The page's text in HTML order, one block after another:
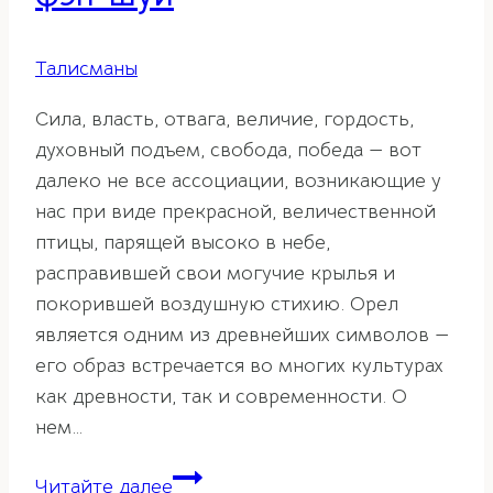
Талисманы
Сила, власть, отвага, величие, гордость,
духовный подъем, свобода, победа — вот
далеко не все ассоциации, возникающие у
нас при виде прекрасной, величественной
птицы, парящей высоко в небе,
расправившей свои могучие крылья и
покорившей воздушную стихию. Орел
является одним из древнейших символов —
его образ встречается во многих культурах
как древности, так и современности. О
нем…
Читайте далееОрел